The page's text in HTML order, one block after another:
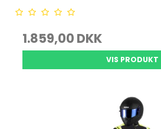
1.859,00 DKK
VIS PRODUKT